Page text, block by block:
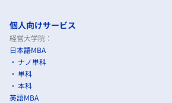
個人向けサービス
経営大学院：
日本語MBA
ナノ単科
単科
本科
英語MBA